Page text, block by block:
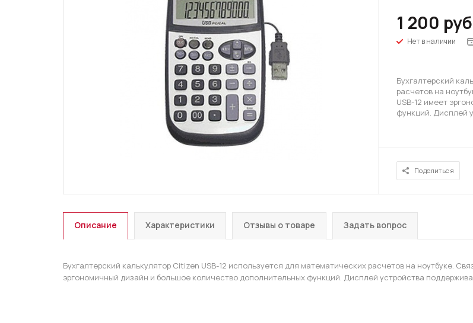
1 200
Нет в наличии
Бухгалтерский
расчетов на
USB-12 имеет
функций. Дисплей
Поделиться
Описание Характеристики Отзывы о товаре Задать вопрос
Бухгалтерский калькулятор Citizen USB-12 используется для математических расчетов на ноутбуке.
эргономичный дизайн и большое количество дополнительных функций. Дисплей устройства